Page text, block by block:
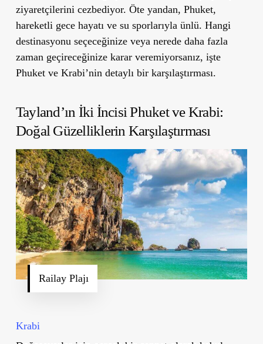
ziyaretçilerini cezbediyor. Öte yandan, Phuket,
hareketli gece hayatı ve su sporlarıyla ünlü. Hangi
destinasyonu seçeceğinize veya nerede daha fazla
zaman geçireceğinize karar veremiyorsanız, işte
Phuket ve Krabi’nin detaylı bir karşılaştırması.
Tayland’ın İki İncisi Phuket ve Krabi:
Doğal Güzelliklerin Karşılaştırması
Railay Plajı
Krabi